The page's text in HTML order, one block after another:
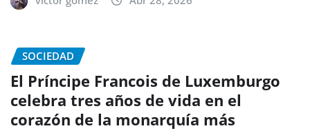
SOCIEDAD
El Príncipe Francois de Luxemburgo
celebra tres años de vida en el
corazón de la monarquía más